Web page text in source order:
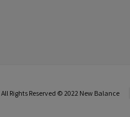
All Rights Reserved © 2022 New Balance